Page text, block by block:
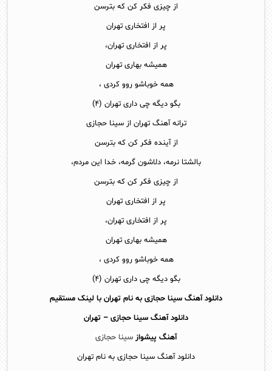
از چیزی فکر کن که بترسن
پر از افتخاری تهران
پر از افتخاری تهران،
همیشه بهاری تهران
همه خوباشو روو کردی ،
بگو دیگه چی داری تهران (۴)
ترانه آهنگ تهران از سینا حجازی
از آینده فکر کن که بترسن
بالشتا نرمه، دلاشون گرمه، خدا این مردم،
از چیزی فکر کن که بترسن
پر از افتخاری تهران
پر از افتخاری تهران،
همیشه بهاری تهران
همه خوباشو روو کردی ،
بگو دیگه چی داری تهران (۴)
دانلود آهنگ سینا حجازی به نام تهران با لینک مستقیم
دانلود آهنگ سینا حجازی – تهران
آهنگ پیشواز سینا حجازی
دانلود آهنگ سینا حجازی به نام تهران